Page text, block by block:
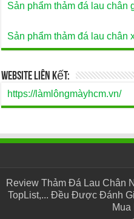
Sản phẩm thảm đá lau chân
Sản phẩm thảm đá lau chân
Website Liên Kết:
https://làmlôngmàyhcm.vn/
Review Thảm Đá Lau Chân
TopList,... Đều Được Đánh
Mua